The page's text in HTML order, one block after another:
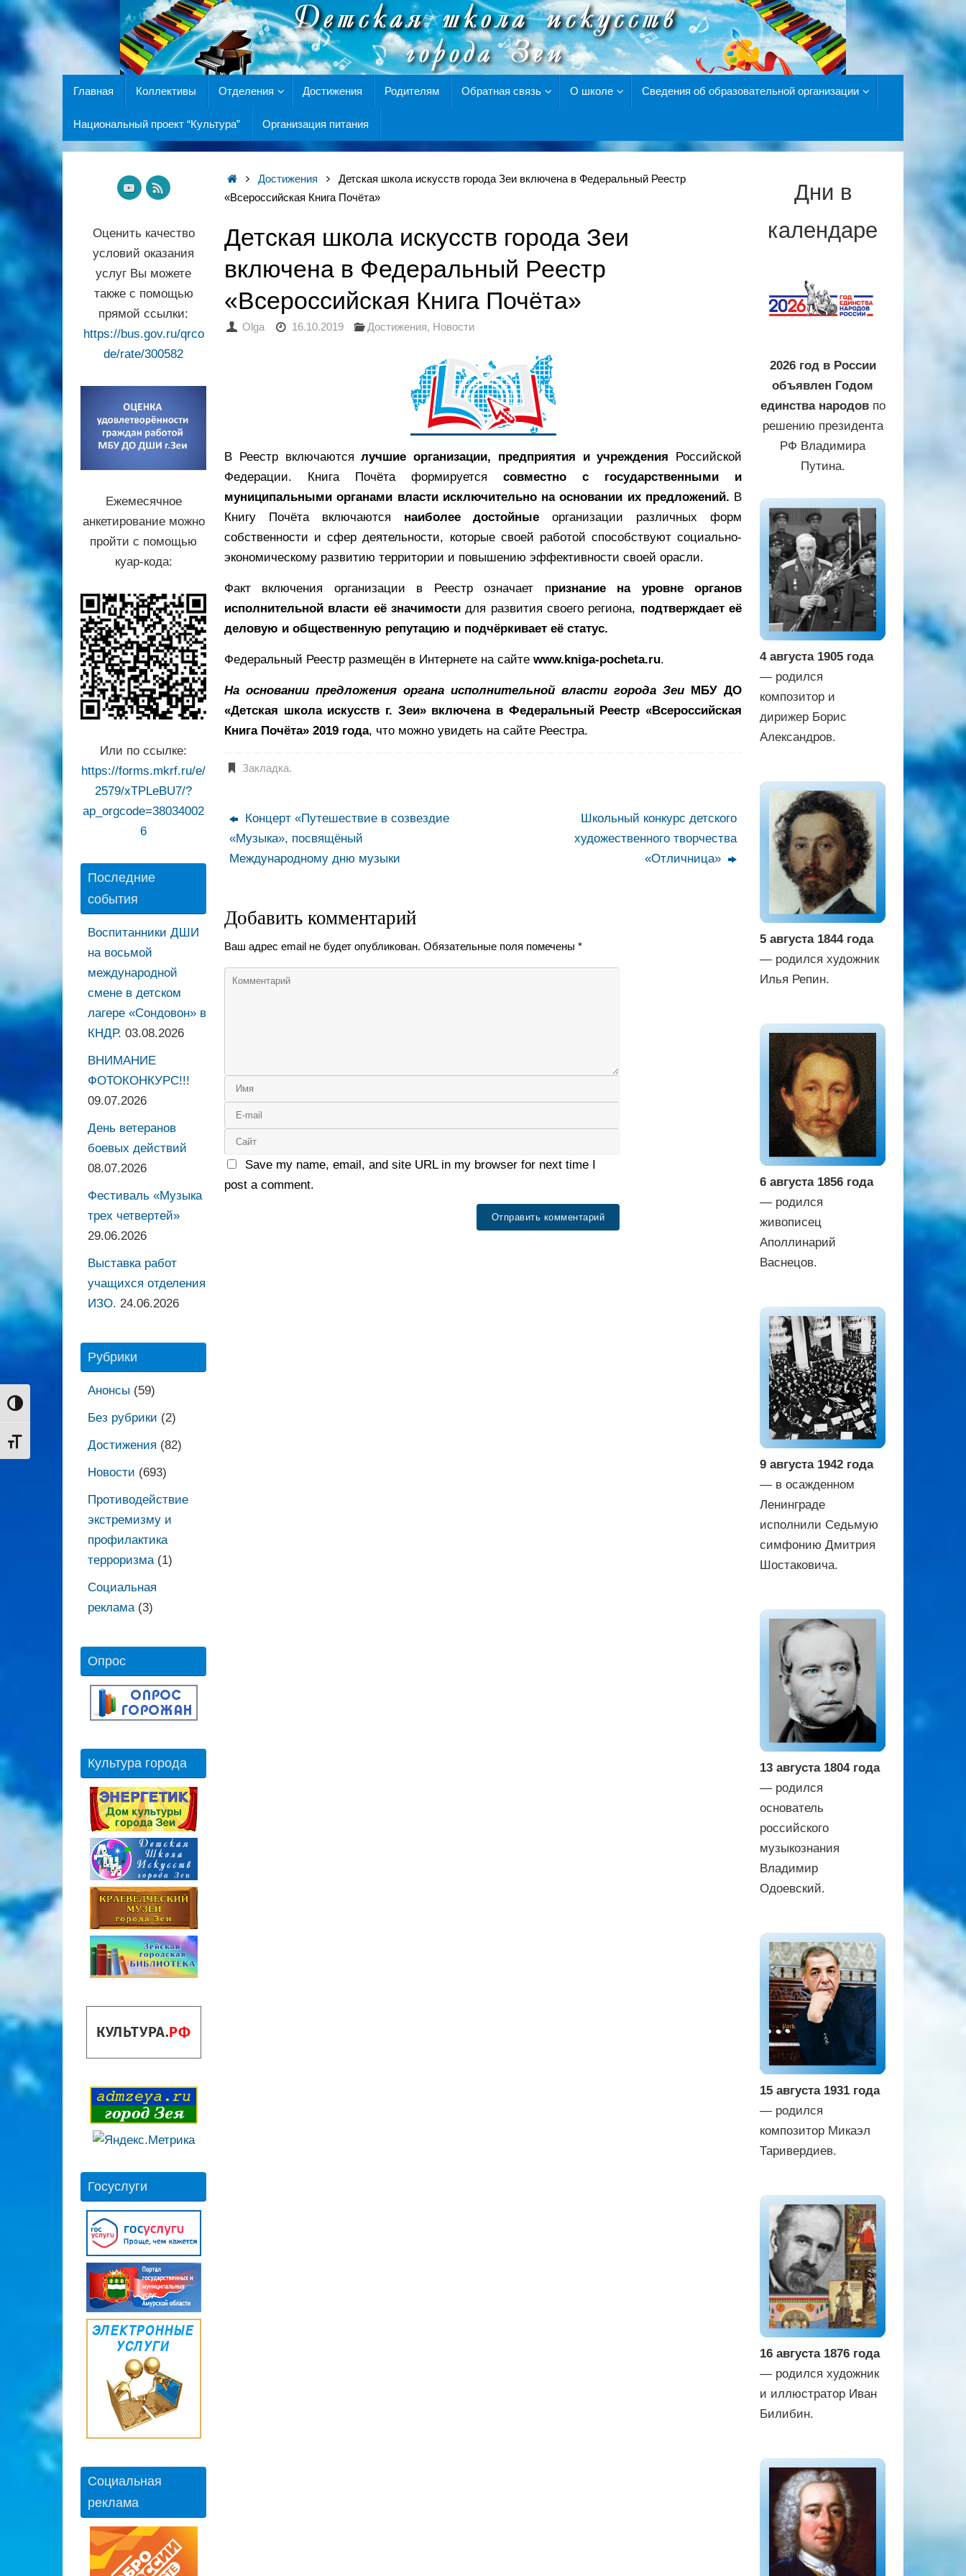
Переключить на высокую контрастность
Переключить на увеличенный шрифт
Главная Коллективы Отделения Достижения Родителям Обратная связь О школе Сведения об образовательной организации
Национальный проект “Культура” Организация питания
Достижения
Детская школа искусств города Зеи включена в Федеральный Реестр
«Всероссийская Книга Почёта»
Детская школа искусств города Зеи
включена в Федеральный Реестр
«Всероссийская Книга Почёта»
Olga 16.10.2019 Достижения, Новости
В Реестр включаютсялучшие организации, предприятия и учреждения Российской
Федерации. Книга Почёта формируется совместно с государственными и
муниципальными органами власти исключительно на основании их предложений. В
Книгу Почёта включаются наиболее достойные организации различных форм
собственности и сфер деятельности, которые своей работой способствуют социально-
экономическому развитию территории и повышению эффективности своей орасли.
Факт включения организации в Реестр означает признание на уровне органов
исполнительной власти её значимости для развития своего региона, подтверждает её
деловую и общественную репутацию и подчёркивает её статус.
Федеральный Реестр размещён в Интернете на сайте www.kniga-pocheta.ru.
На основании предложения органа исполнительной власти города Зеи
МБУ ДО
«Детская школа искусств г. Зеи» включена в Федеральный Реестр «Всероссийская
Книга Почёта» 2019 года, что можно увидеть на сайте Реестра.
Закладка.
Концерт «Путешествие в созвездие
«Музыка», посвящёный
Международному дню музыки
Школьный конкурс детского
художественного творчества
«Отличница»
Добавить комментарий
Ваш адрес email не будет опубликован. Обязательные поля помечены *
Save my name, email, and site URL in my browser for next time I
post a comment.
Оценить качество
условий оказания
услуг Вы можете
также с помощью
прямой ссылки:
https://bus.gov.ru/qrco
de/rate/300582
Ежемесячное
анкетирование можно
пройти с помощью
куар-кода:
Или по ссылке:
https://forms.mkrf.ru/e/
2579/xTPLeBU7/?
ap_orgcode=38034002
6
Последние
события
Воспитанники ДШИ
на восьмой
международной
смене в детском
лагере «Сондовон» в
КНДР. 03.08.2026
ВНИМАНИЕ
ФОТОКОНКУРС!!!
09.07.2026
День ветеранов
боевых действий
08.07.2026
Фестиваль «Музыка
трех четвертей»
29.06.2026
Выставка работ
учащихся отделения
ИЗО. 24.06.2026
Рубрики
Анонсы (59)
Без рубрики (2)
Достижения (82)
Новости (693)
Противодействие
экстремизму и
профилактика
терроризма(1)
Социальная
реклама(3)
Опрос
Культура города
Госуслуги
Социальная
реклама
Дни в
календаре
2026 год в России
объявлен Годом
единства народовпо
решению президента
РФ Владимира
Путина.
4 августа 1905 года
— родился
композитор и
дирижер Борис
Александров.
5 августа 1844 года
— родился художник
Илья Репин.
6 августа 1856 года
— родился
живописец
Аполлинарий
Васнецов.
9 августа 1942 года
— в осажденном
Ленинграде
исполнили Седьмую
симфонию Дмитрия
Шостаковича.
13 августа 1804 года
— родился
основатель
российского
музыкознания
Владимир
Одоевский.
15 августа 1931 года
— родился
композитор Микаэл
Таривердиев.
16 августа 1876 года
— родился художник
и иллюстратор Иван
Билибин.